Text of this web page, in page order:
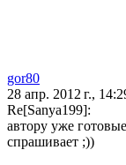
gor80
28 апр. 2012 г.,
Re[Sanya199]:
автору уже
спрашивает ;))